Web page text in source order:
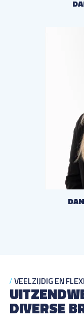
VEELZIJDIG EN
DIVERSE